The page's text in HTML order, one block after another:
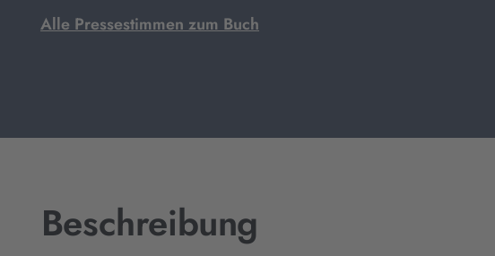
Alle Pressestimmen zum Buch
Beschreibung